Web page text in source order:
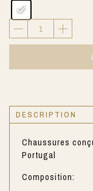
DESCRIPTION
Chaussures
Portugal
Composition: